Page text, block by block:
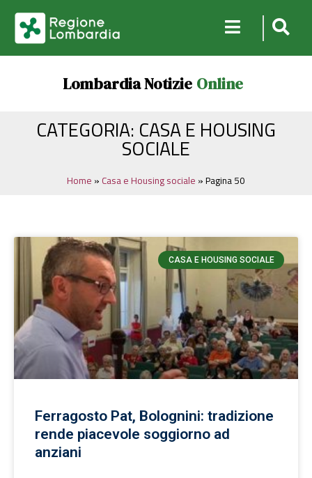
Lombardia Notizie Online
CATEGORIA: CASA E HOUSING
SOCIALE
Home » Casa e Housing sociale » Pagina 50
CASA E HOUSING SOCIALE
Ferragosto Pat, Bolognini: tradizione
rende piacevole soggiorno ad
anziani